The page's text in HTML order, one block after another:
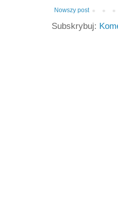
Nowszy post
Subskrybuj: